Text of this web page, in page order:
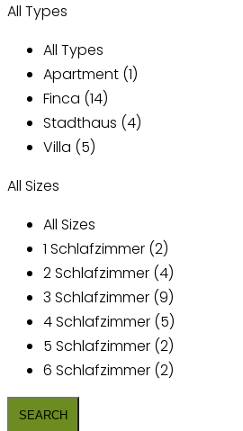
All Types
All Types
Apartment (1)
Finca (14)
Stadthaus (4)
Villa (5)
All Sizes
All Sizes
1 Schlafzimmer (2)
2 Schlafzimmer (4)
3 Schlafzimmer (9)
4 Schlafzimmer (5)
5 Schlafzimmer (2)
6 Schlafzimmer (2)